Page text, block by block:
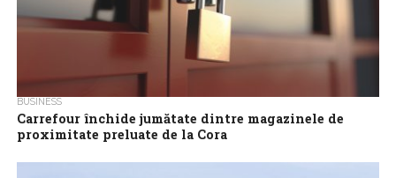
BUSINESS
Carrefour închide jumătate dintre magazinele de
proximitate preluate de la Cora